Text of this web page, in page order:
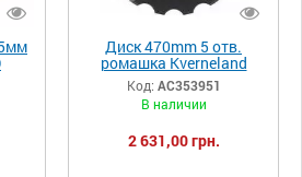
Диск 470mm 5 отв.
ромашка Kverneland
ACCORD AC353951
Код: AC353951
В наличии
2 631,00 грн.